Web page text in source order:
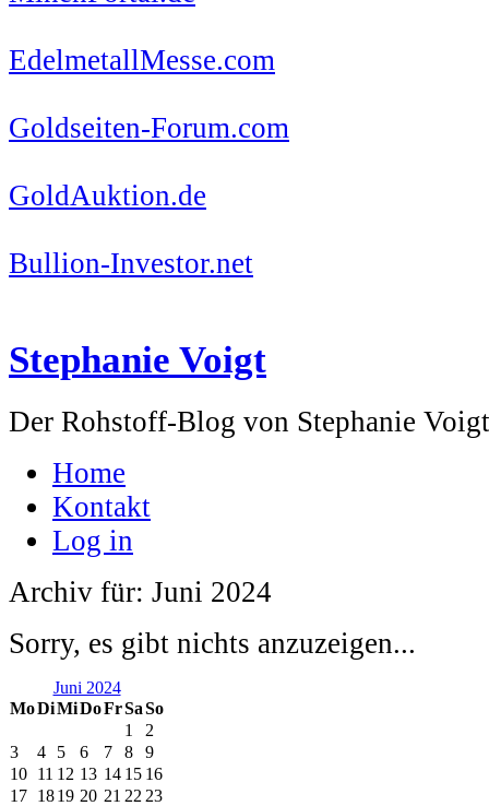
EdelmetallMesse.com
Goldseiten-Forum.com
GoldAuktion.de
Bullion-Investor.net
Stephanie Voigt
Der Rohstoff-Blog von Stephanie Voigt
Home
Kontakt
Log in
Archiv für: Juni 2024
Sorry, es gibt nichts anzuzeigen...
Juni 2024
MoDiMiDoFrSaSo
1
2
3
4 5 6 7 8
9
10 11 12 13 14 15 16
17 1819 20 21 22 23